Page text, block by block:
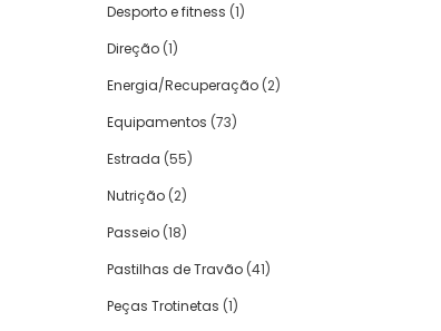
Desporto e fitness (1)
Direção (1)
Energia/Recuperação (2)
Equipamentos (73)
Estrada (55)
Nutrição (2)
Passeio (18)
Pastilhas de Travão (41)
Peças Trotinetas (1)